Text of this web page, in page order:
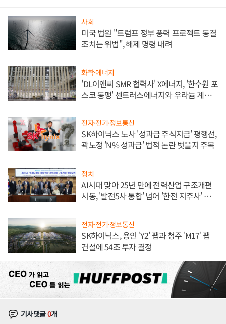
사회
미국 법원 "트럼프 정부 풍력 프로젝트 동결
조치는 위법", 해제 명령 내려
화학·에너지
'DL이앤씨 SMR 협력사' X에너지, '한수원 포
스코 동맹' 센트러스에너지와 우라늄 계약
전자·전기·정보통신
SK하이닉스 노사 '성과급 주식지급' 평행선,
곽노정 'N% 성과급' 법적 논란 벗을지 주목
정치
AI시대 맞아 25년 만에 전력산업 구조개편
시동, '발전5사 통합' 넘어 '한전 지주사' 재편
전자·전기·정보통신
SK하이닉스, 용인 'Y2' 팹과 청주 'M17' 팹
건설에 54조 투자 결정
기사댓글0개